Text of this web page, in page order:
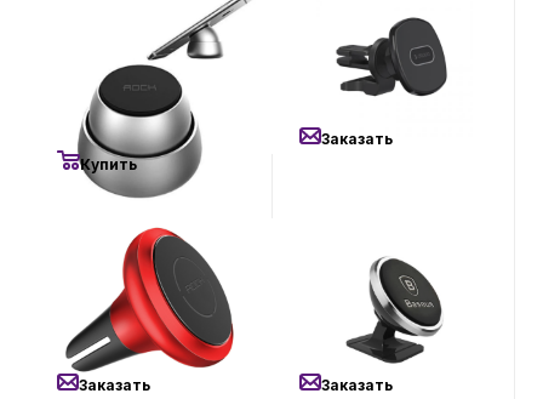
Автомобильные аксессуары
Сервисный центр Apple в Самаре
Аудио
Магнитный автомобильный
держатель Rock Autobot Q
Magnetic Car Mount
Есть в наличии
Купить
Автомобильный держатель
Deppa Mage Safe для
iPhone, Black (55186)
Заказать
Магнитный автомобильный
держатель Rock Universal
Air Vent Magnetic Car Mount
(D) Red
Заказать
Магнитный автомобильный
держатель Baseus 360
Rotation Magnetic Mount
holder silver
Заказать